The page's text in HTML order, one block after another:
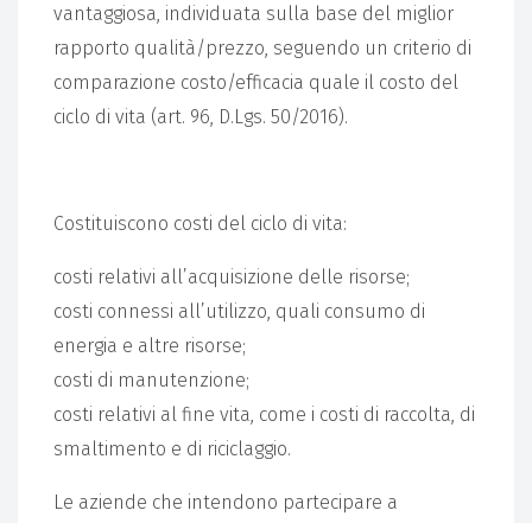
vantaggiosa, individuata sulla base del miglior
rapporto qualità/prezzo, seguendo un criterio di
comparazione costo/efficacia quale il costo del
ciclo di vita (art. 96, D.Lgs. 50/2016).
Costituiscono costi del ciclo di vita:
costi relativi all’acquisizione delle risorse;
costi connessi all’utilizzo, quali consumo di
energia e altre risorse;
costi di manutenzione;
costi relativi al fine vita, come i costi di raccolta, di
smaltimento e di riciclaggio.
Le aziende che intendono partecipare a